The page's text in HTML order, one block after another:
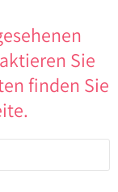
Sie
finden Sie